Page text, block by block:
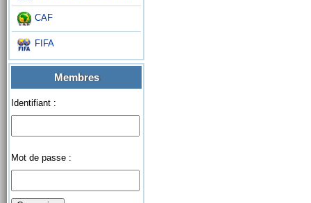
CAF
FIFA
Membres
Identifiant :
Mot de passe :